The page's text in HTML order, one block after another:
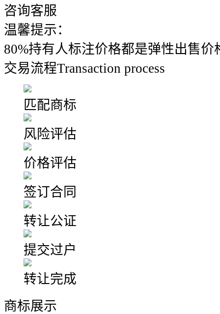
咨询客服
温馨提示：
80%持有人标注价格都是弹性出售
交易流程Transaction process
匹配商标
风险评估
价格评估
签订合同
转让公证
提交过户
转让完成
商标展示